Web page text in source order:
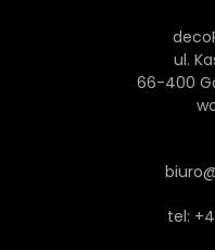
ul.
66-400
tel: